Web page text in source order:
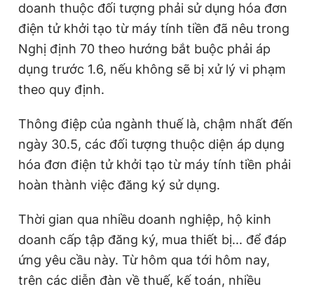
doanh thuộc đối tượng phải sử dụng hóa đơn
điện tử khởi tạo từ máy tính tiền đã nêu trong
Nghị định 70 theo hướng bắt buộc phải áp
dụng trước 1.6, nếu không sẽ bị xử lý vi phạm
theo quy định.
Thông điệp của ngành thuế là, chậm nhất đến
ngày 30.5, các đối tượng thuộc diện áp dụng
hóa đơn điện tử khởi tạo từ máy tính tiền phải
hoàn thành việc đăng ký sử dụng.
Thời gian qua nhiều doanh nghiệp, hộ kinh
doanh cấp tập đăng ký, mua thiết bị... để đáp
ứng yêu cầu này. Từ hôm qua tới hôm nay,
trên các diễn đàn về thuế, kế toán, nhiều